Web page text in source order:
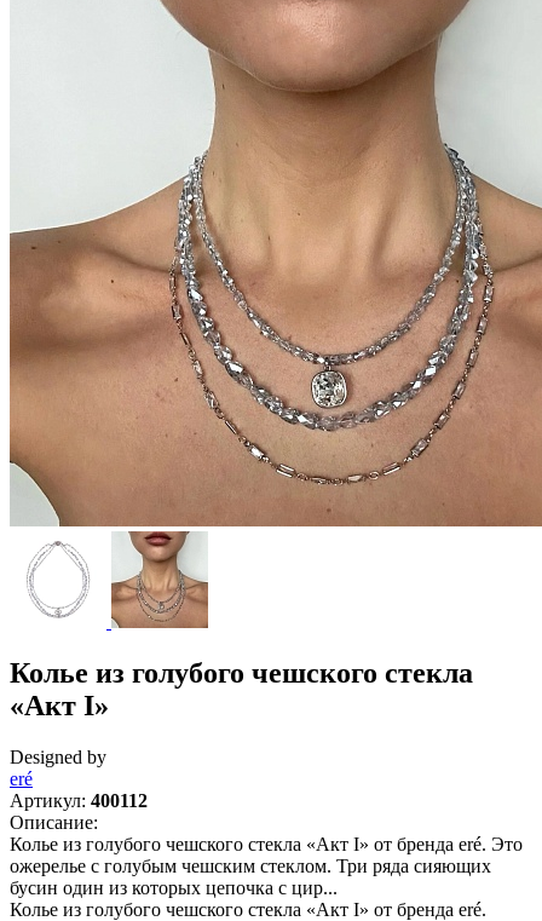
Колье из голубого чешского стекла
«Акт I»
Designed by
eré
Артикул: 400112
Описание:
Колье из голубого чешского стекла «Акт I» от бренда eré. Это
ожерелье с голубым чешским стеклом. Три ряда сияющих
бусин один из которых цепочка с цир...
Колье из голубого чешского стекла «Акт I» от бренда eré.